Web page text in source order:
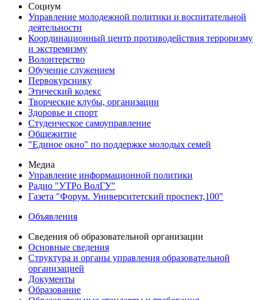
Социум
Управление молодежной политики и воспитательной
деятельности
Координационный центр противодействия терроризму
и экстремизму
Волонтерство
Обучение служением
Первокурснику
Этический кодекс
Творческие клубы, организации
Здоровье и спорт
Студенческое самоуправление
Общежитие
"Единое окно" по поддержке молодых семей
Медиа
Управление информационной политики
Радио "УТРо ВолГУ"
Газета "Форум. Университетский проспект,100"
Объявления
Сведения об образовательной организации
Основные сведения
Структура и органы управления образовательной
организацией
Документы
Образование